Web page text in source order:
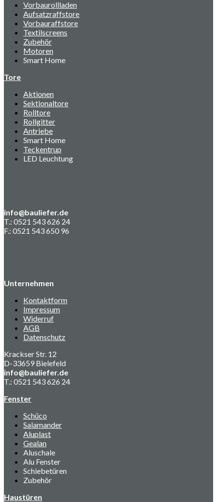
Vorbaurollladen
Aufsatzraffstore
Vorbauraffstore
Textilscreens
Zubehör
Motoren
Smart Home
Tore
Aktionen
Sektionaltore
Rolltore
Rollgitter
Antriebe
Smart Home
Teckentrup
LED Leuchtung
info@bauliefer.de
T.: 0521 543 626 24
F.: 0521 543 650 96
Unternehmen
Kontaktform
Impressum
Widerruf
AGB
Datenschutz
Krackser Str. 12
D-33659 Bielefeld
info@bauliefer.de
T.: 0521 543 626 24
Fenster
Schüco
Salamander
Aluplast
Gealan
Aluschale
Alu Fenster
Schiebetüren
Zubehör
Haustüren